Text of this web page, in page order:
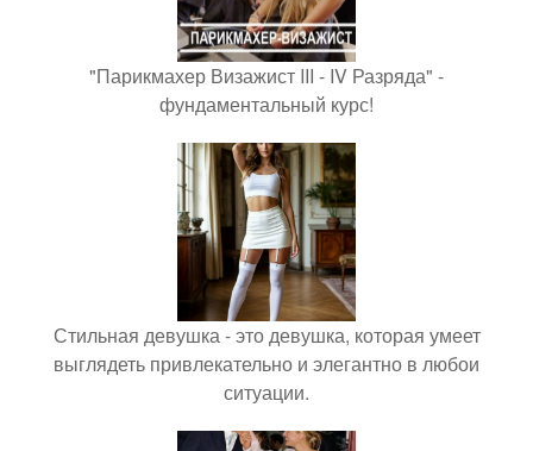
"Парикмахер Визажист III - IV Разряда" -
фундаментальный курс!
Стильная девушка - это девушка, которая умеет
выглядеть привлекательно и элегантно в любои
ситуации.